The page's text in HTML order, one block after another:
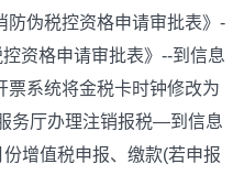
防伪税控资格申请审批表》-
资格申请审批表》--到信息
票系统将金税卡时钟修改为
务厅办理注销报税—到信息
增值税申报、缴款(若申报